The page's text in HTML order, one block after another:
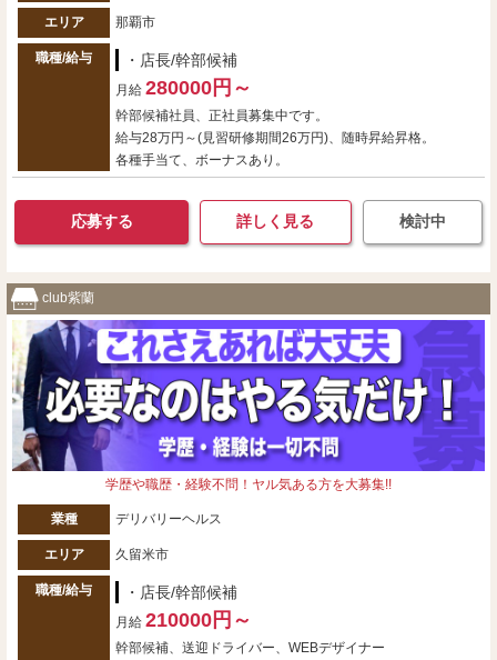
エリア 那覇市
職種/給与 ・店長/幹部候補
月給 280000円～
幹部候補社員、正社員募集中です。
給与28万円～(見習研修期間26万円)、随時昇給昇格。
各種手当て、ボーナスあり。
応募する 詳しく見る 検討中
club紫蘭
学歴や職歴・経験不問！ヤル気ある方を大募集!!
業種 デリバリーヘルス
エリア 久留米市
職種/給与 ・店長/幹部候補
月給 210000円～
幹部候補、送迎ドライバー、WEBデザイナー